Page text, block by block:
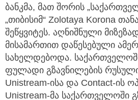
ბანკმა, მათ შორის
„თიბისიმ“ Zolotaya Korona
შეწყვიტეს. აღნიშნული
მისამართით დაწესებული
სახელდებოდა.
ფულადი გზავნილების რუსული
Unistream-ისა და Contact-ის
Unistream-მა საქართველოში